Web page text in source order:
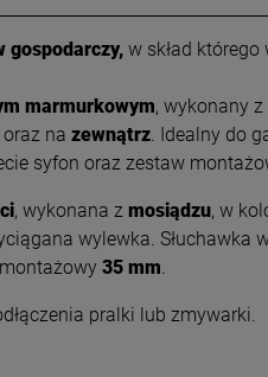
gospodarczy, w skład którego
marmurkowym, wykonany
na zewnątrz. Idealny do
syfon oraz zestaw
, wykonana z mosiądzu, w
wylewka. Słuchawka
35 mm.
pralki lub zmywarki.